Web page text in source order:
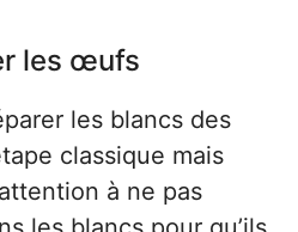
les œufs
les blancs des
classique mais
à ne pas